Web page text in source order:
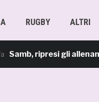
RUGBY ALTRI
ripresi gli allenamenti: